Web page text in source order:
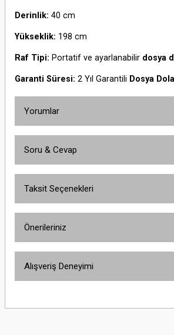
Derinlik: 40 cm
Yükseklik: 198 cm
Raf Tipi: Portatif ve ayarlanabilir dosya
Garanti Süresi: 2 Yıl Garantili Dosya
Yorumlar
Soru & Cevap
Taksit Seçenekleri
Önerileriniz
yetersiz gördüğünüz noktaları öneri formunu
Alışveriş Deneyimi